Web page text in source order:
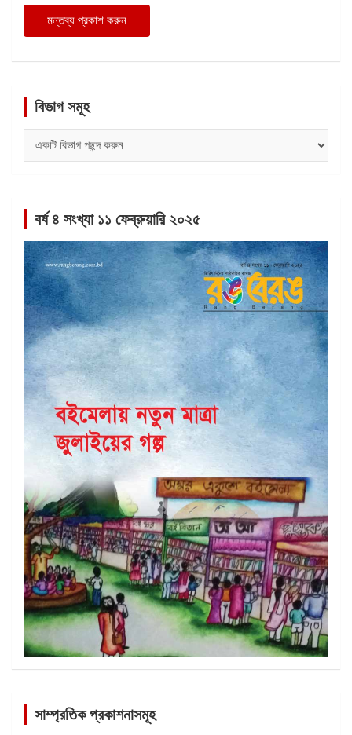
বিভাগ সমূহ
সমূহ
বর্ষ ৪ সংখ্যা ১১ ফেব্রুয়ারি ২০২৫
সাম্প্রতিক প্রকাশনাসমূহ